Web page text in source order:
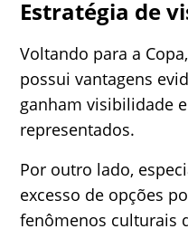
Estratégia de
Voltando para a
possui vantagens
ganham visibilidade
representados.
Por outro lado,
excesso de opções
fenômenos culturais